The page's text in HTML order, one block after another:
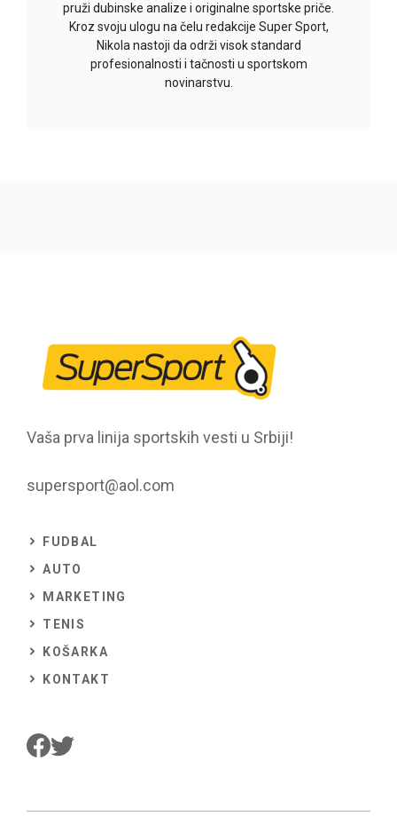
pruži dubinske analize i originalne sportske priče.
Kroz svoju ulogu na čelu redakcije Super Sport,
Nikola nastoji da održi visok standard
profesionalnosti i tačnosti u sportskom
novinarstvu.
Vaša prva linija sportskih vesti u Srbiji!
supersport@aol.com
FUDBAL
AUTO
MARKETING
TENIS
KOŠARKA
KONTAKT